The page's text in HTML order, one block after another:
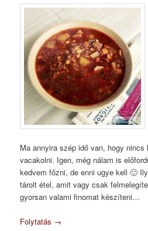
Ma annyira szép idő van, hogy nincs
vacakolni. Igen, még nálam is
kedvem főzni, de enni ugye kell 🙂
tárolt étel, amit vagy csak
gyorsan valami finomat készíteni…
Folytatás →